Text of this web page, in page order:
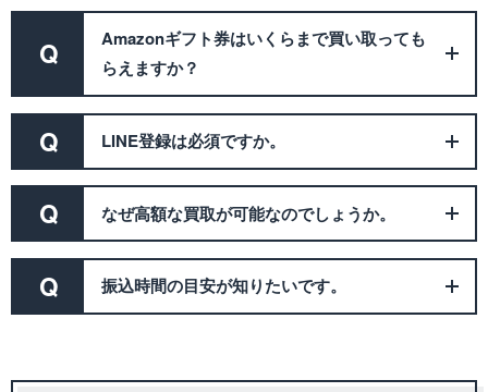
Q
Amazonギフト券はいくらまで買い取っても
らえますか？
Q LINE登録は必須ですか。
Q なぜ高額な買取が可能なのでしょうか。
Q 振込時間の目安が知りたいです。